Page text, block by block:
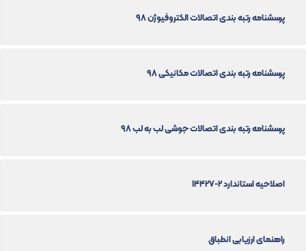
پرسشنامه رتبه بندی اتصالات الکتروفیوژن 98
پرسشنامه رتبه بندی اتصالات مکانیکی 98
پرسشنامه رتبه بندی اتصالات جوشی لب به لب 98
اصلاحیه استاندارد 2-14427
راهنمای ارزیابی انطباق